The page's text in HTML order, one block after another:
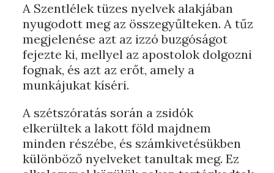
A Szentlélek tüzes nyelvek alakjában
nyugodott meg az összegyűlteken. A tűz
megjelenése azt az izzó buzgóságot
fejezte ki, mellyel az apostolok dolgozni
fognak, és azt az erőt, amely a
munkájukat kíséri.
A szétszóratás során a zsidók
elkerültek a lakott föld majdnem
minden részébe, és számkivetésükben
különböző nyelveket tanultak meg. Ez